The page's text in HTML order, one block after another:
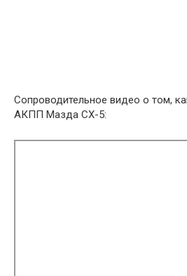
Сопроводительное видео о том,
АКПП Мазда СХ-5: